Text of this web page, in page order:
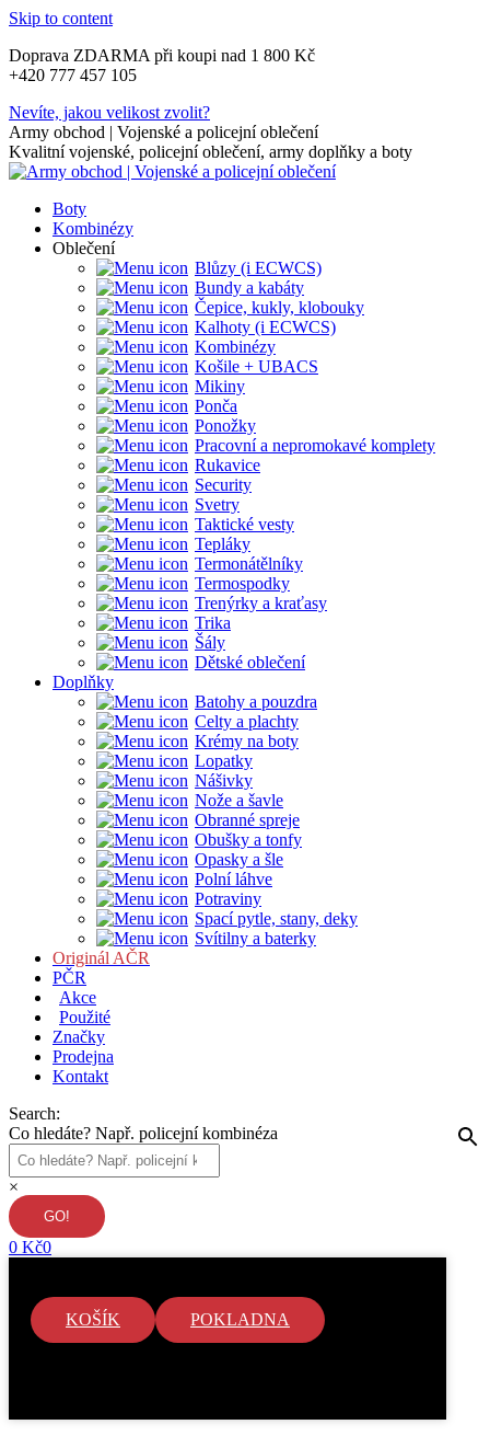
Skip to content
Doprava ZDARMA při koupi nad 1 800 Kč
+420 777 457 105
Nevíte, jakou velikost zvolit?
Army obchod | Vojenské a policejní oblečení
Kvalitní vojenské, policejní oblečení, army doplňky a boty
Boty
Kombinézy
Oblečení
Blůzy (i ECWCS)
Bundy a kabáty
Čepice, kukly, klobouky
Kalhoty (i ECWCS)
Kombinézy
Košile + UBACS
Mikiny
Ponča
Ponožky
Pracovní a nepromokavé komplety
Rukavice
Security
Svetry
Taktické vesty
Tepláky
Termonátělníky
Termospodky
Trenýrky a kraťasy
Trika
Šály
Dětské oblečení
Doplňky
Batohy a pouzdra
Celty a plachty
Krémy na boty
Lopatky
Nášivky
Nože a šavle
Obranné spreje
Obušky a tonfy
Opasky a šle
Polní láhve
Potraviny
Spací pytle, stany, deky
Svítilny a baterky
Originál AČR
PČR
Akce
Použité
Značky
Prodejna
Kontakt
Search:
Co hledáte? Např. policejní kombinéza
×
0 Kč0
KOŠÍK POKLADNA